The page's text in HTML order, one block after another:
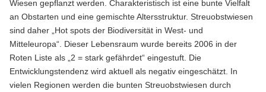
Wiesen gepflanzt werden. Charakteristisch ist eine bunte Vielfalt
an Obstarten und eine gemischte Altersstruktur. Streuobstwiesen
sind daher „Hot spots der Biodiversität in West- und
Mitteleuropa“. Dieser Lebensraum wurde bereits 2006 in der
Roten Liste als „2 = stark gefährdet“ eingestuft. Die
Entwicklungstendenz wird aktuell als negativ eingeschätzt. In
vielen Regionen werden die bunten Streuobstwiesen durch